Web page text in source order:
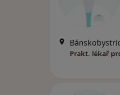
Prakt. lékař